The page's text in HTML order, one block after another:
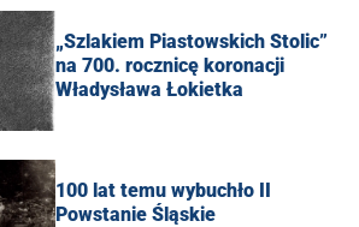
„Szlakiem Piastowskich Stolic”
na 700. rocznicę koronacji
Władysława Łokietka
100 lat temu wybuchło II
Powstanie Śląskie